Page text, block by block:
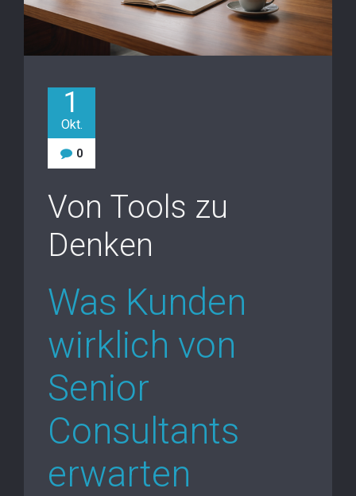
1
Okt.
0
Von Tools zu
Denken
Was Kunden
wirklich von
Senior
Consultants
erwarten